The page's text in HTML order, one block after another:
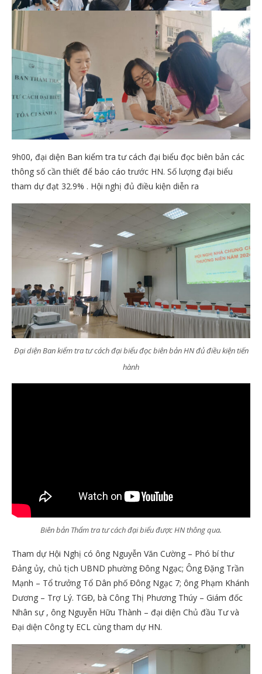
9h00, đại diện Ban kiểm tra tư cách đại biểu đọc biên bản các
thông số cần thiết để báo cáo trước HN. Số lượng đại biểu
tham dự đạt 32.9% . Hội nghị đủ điều kiện diễn ra
Đại diện Ban kiểm tra tư cách đại biểu đọc biên bản HN đủ điều kiện tiến
hành
Biên bản Thẩm tra tư cách đại biểu được HN thông qua.
Tham dự Hội Nghị có ông Nguyễn Văn Cường – Phó bí thư
Đảng ủy, chủ tịch UBND phường Đông Ngạc; Ông Đặng Trần
Mạnh – Tổ trưởng Tổ Dân phố Đông Ngạc 7; ông Phạm Khánh
Dương – Trợ Lý. TGĐ, bà Công Thị Phương Thúy – Giám đốc
Nhân sự , ông Nguyễn Hữu Thành – đại diện Chủ đầu Tư và
Đại diện Công ty ECL cùng tham dự HN.